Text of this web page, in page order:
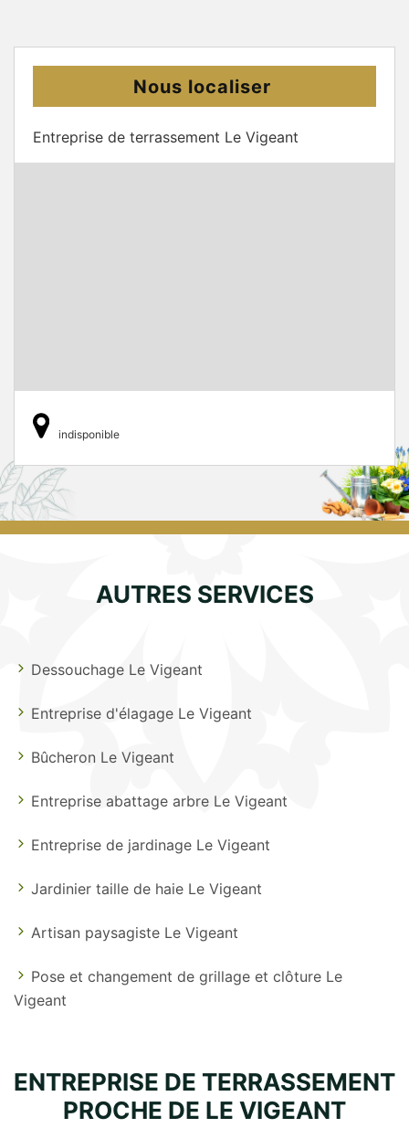
Nous localiser
Entreprise de terrassement Le Vigeant
indisponible
AUTRES SERVICES
Dessouchage Le Vigeant
Entreprise d'élagage Le Vigeant
Bûcheron Le Vigeant
Entreprise abattage arbre Le Vigeant
Entreprise de jardinage Le Vigeant
Jardinier taille de haie Le Vigeant
Artisan paysagiste Le Vigeant
Pose et changement de grillage et clôture Le
Vigeant
ENTREPRISE DE TERRASSEMENT
PROCHE DE LE VIGEANT